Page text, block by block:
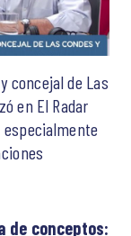
concejal de Las
en El Radar
especialmente
de conceptos: